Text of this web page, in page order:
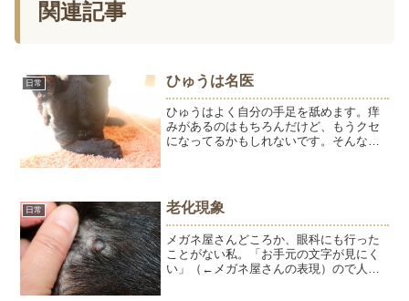
関連記事
日常 ひゅうは名医
ひゅうはよく自分の手足を舐めます。痒
みがあるのはもちろんだけど、もうクセ
になってるかもしれないです。そんなひ
が繁殖している感じ。ヒビ...
日常 老化現象
メガネ屋さんどころか、眼科にも行った
ことがない私。「お手元の文字が見にく
い」（←メガネ屋さんの表現）ので人生